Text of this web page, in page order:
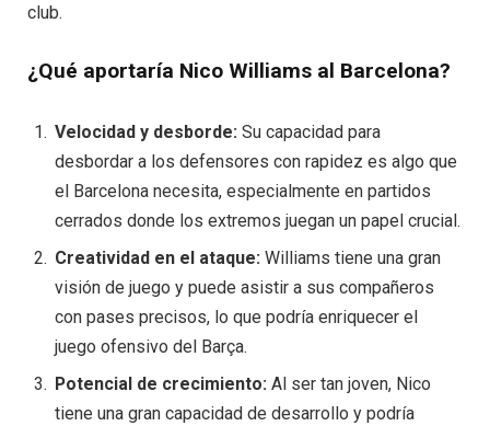
club.
¿Qué aportaría Nico Williams al Barcelona?
Velocidad y desborde: Su capacidad para
desbordar a los defensores con rapidez es algo que
el Barcelona necesita, especialmente en partidos
cerrados donde los extremos juegan un papel crucial.
Creatividad en el ataque: Williams tiene una gran
visión de juego y puede asistir a sus compañeros
con pases precisos, lo que podría enriquecer el
juego ofensivo del Barça.
Potencial de crecimiento: Al ser tan joven, Nico
tiene una gran capacidad de desarrollo y podría